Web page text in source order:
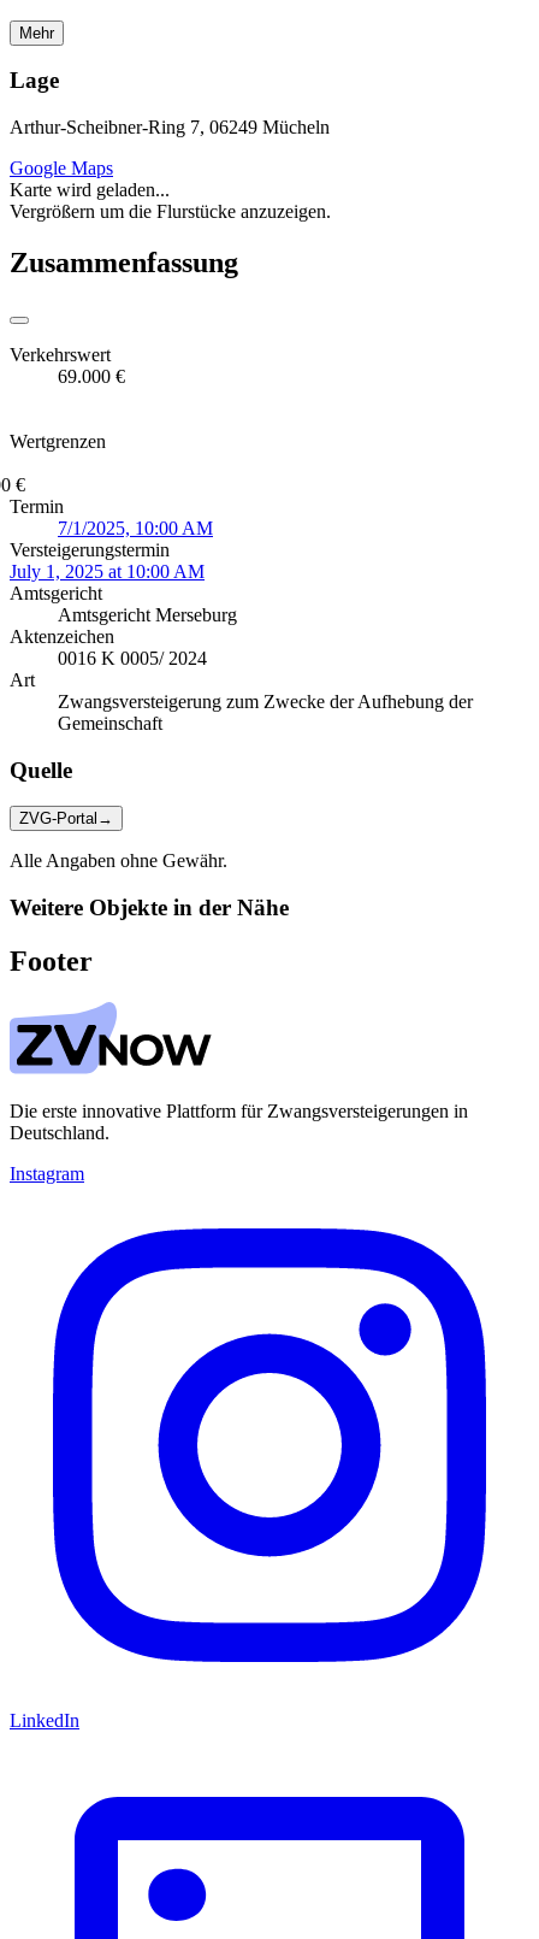
Mehr
Lage
Arthur-Scheibner-Ring 7, 06249 Mücheln
Google Maps
Karte wird geladen...
Vergrößern um die Flurstücke anzuzeigen.
Zusammenfassung
Verkehrswert
69.000 €
Wertgrenzen
€
Termin
7/1/2025, 10:00 AM
Versteigerungstermin
July 1, 2025 at 10:00 AM
Amtsgericht
Amtsgericht Merseburg
Aktenzeichen
0016 K 0005/ 2024
Art
Zwangsversteigerung zum Zwecke der Aufhebung der
Gemeinschaft
Quelle
ZVG-Portal →
Alle Angaben ohne Gewähr.
Weitere Objekte in der Nähe
Footer
Die erste innovative Plattform für Zwangsversteigerungen in
Deutschland.
Instagram
LinkedIn